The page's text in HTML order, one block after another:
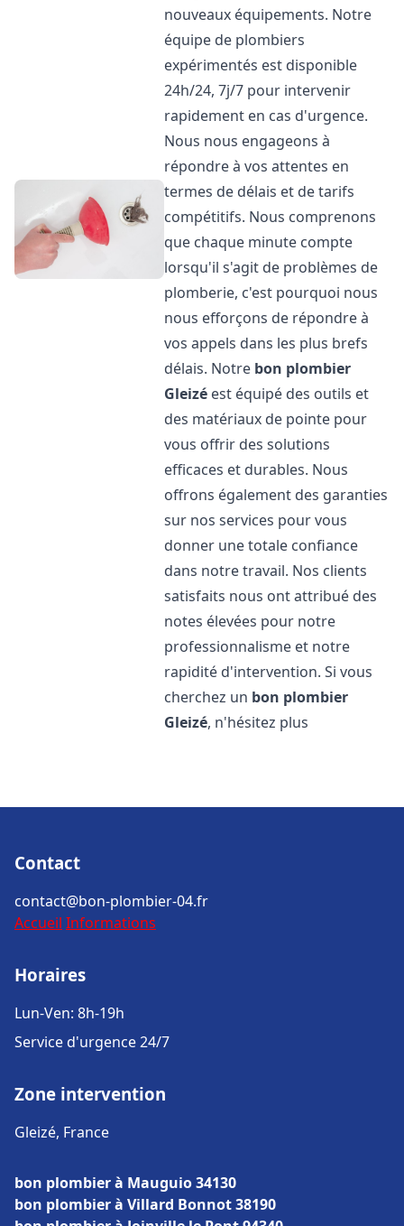
nouveaux équipements. Notre
équipe de plombiers
expérimentés est disponible
24h/24, 7j/7 pour intervenir
rapidement en cas d'urgence.
Nous nous engageons à
répondre à vos attentes en
termes de délais et de tarifs
compétitifs. Nous comprenons
que chaque minute compte
lorsqu'il s'agit de problèmes de
plomberie, c'est pourquoi nous
nous efforçons de répondre à
vos appels dans les plus brefs
délais. Notre bon plombier
Gleizé est équipé des outils et
des matériaux de pointe pour
vous offrir des solutions
efficaces et durables. Nous
offrons également des garanties
sur nos services pour vous
donner une totale confiance
dans notre travail. Nos clients
satisfaits nous ont attribué des
notes élevées pour notre
professionnalisme et notre
rapidité d'intervention. Si vous
cherchez un bon plombier
Gleizé, n'hésitez plus
Contact
contact@bon-plombier-04.fr
Accueil Informations
Horaires
Lun-Ven: 8h-19h
Service d'urgence 24/7
Zone intervention
Gleizé, France
bon plombier à Mauguio 34130
bon plombier à Villard Bonnot 38190